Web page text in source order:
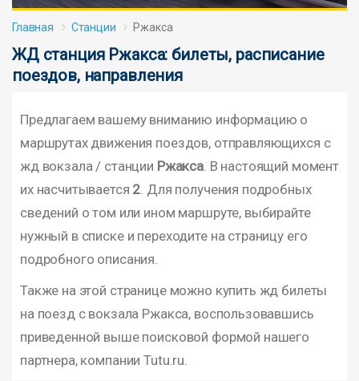
Главная Станции Ржакса
ЖД станция Ржакса: билеты, расписание
поездов, направления
Предлагаем вашему вниманию информацию о
маршрутах движения поездов, отправляющихся с
жд вокзала / станции Ржакса. В настоящий момент
их насчитывается 2 . Для получения подробных
сведений о том или ином маршруте, выбирайте
нужный в списке и переходите на страницу его
подробного описания.
Также на этой странице можно купить жд билеты
на поезд с вокзала Ржакса, воспользовавшись
приведенной выше поисковой формой нашего
партнера, компании Tutu.ru.